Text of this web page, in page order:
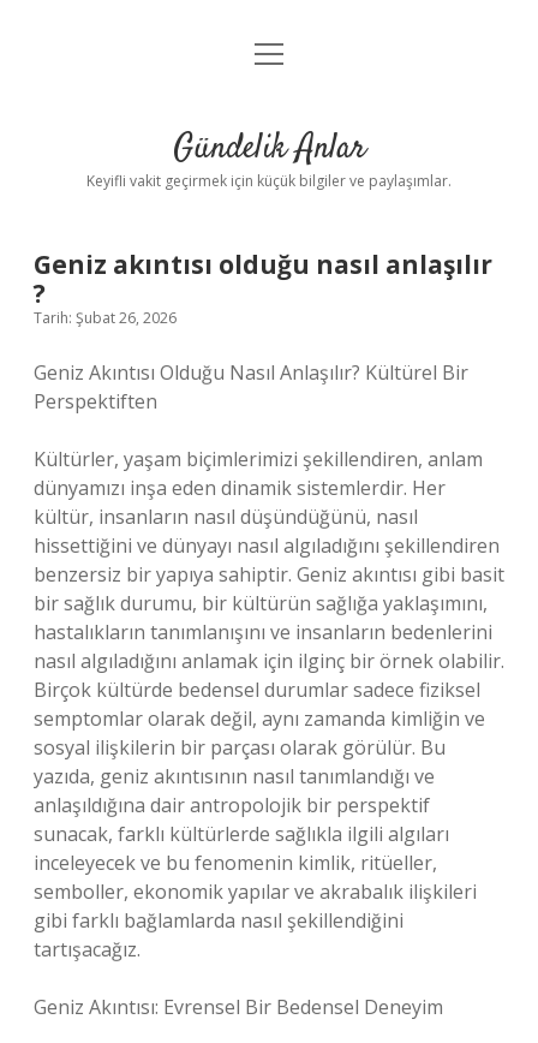
Anasayfa
Yasal Uyarı
menüyü
Gündelik Anlar
Keyifli vakit geçirmek için küçük bilgiler ve paylaşımlar.
Geniz akıntısı olduğu nasıl anlaşılır
?
Tarih: Şubat 26, 2026
Geniz Akıntısı Olduğu Nasıl Anlaşılır? Kültürel Bir
Perspektiften
Kültürler, yaşam biçimlerimizi şekillendiren, anlam
dünyamızı inşa eden dinamik sistemlerdir. Her
kültür, insanların nasıl düşündüğünü, nasıl
hissettiğini ve dünyayı nasıl algıladığını şekillendiren
benzersiz bir yapıya sahiptir. Geniz akıntısı gibi basit
bir sağlık durumu, bir kültürün sağlığa yaklaşımını,
hastalıkların tanımlanışını ve insanların bedenlerini
nasıl algıladığını anlamak için ilginç bir örnek olabilir.
Birçok kültürde bedensel durumlar sadece fiziksel
semptomlar olarak değil, aynı zamanda kimliğin ve
sosyal ilişkilerin bir parçası olarak görülür. Bu
yazıda, geniz akıntısının nasıl tanımlandığı ve
anlaşıldığına dair antropolojik bir perspektif
sunacak, farklı kültürlerde sağlıkla ilgili algıları
inceleyecek ve bu fenomenin kimlik, ritüeller,
semboller, ekonomik yapılar ve akrabalık ilişkileri
gibi farklı bağlamlarda nasıl şekillendiğini
tartışacağız.
Geniz Akıntısı: Evrensel Bir Bedensel Deneyim